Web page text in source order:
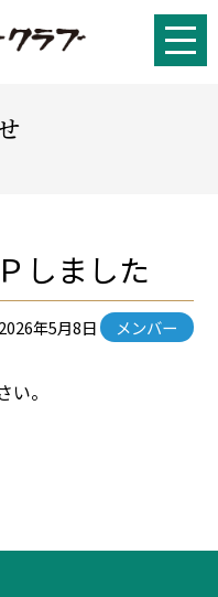
しました
2026年5月8日 メンバー
。